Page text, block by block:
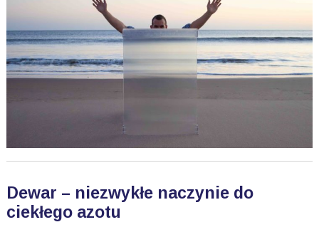
Dewar – niezwykłe naczynie do
ciekłego azotu